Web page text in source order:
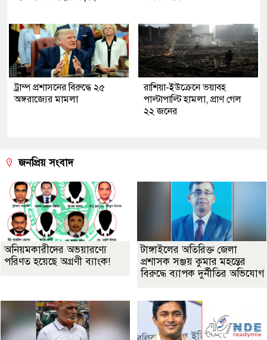
ট্রাম্প প্রশাসনের বিরুদ্ধে ২৫
অঙ্গরাজ্যের মামলা
রাশিয়া-ইউক্রেনে ভয়াবহ
পাল্টাপাল্টি হামলা, প্রাণ গেল
২২ জনের
জনপ্রিয় সংবাদ
অনিয়মকারীদের অভয়ারণ্যে
পরিণত হয়েছে অগ্রণী ব্যাংক!
টাঙ্গাইলের অতিরিক্ত জেলা
প্রশাসক সঞ্জয় কুমার মহন্তের
বিরুদ্ধে ব্যাপক দুর্নীতির অভিযোগ